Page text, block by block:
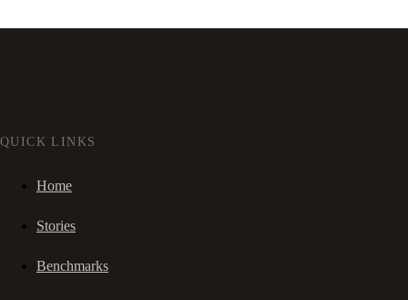
QUICK LINKS
Home
Stories
Benchmarks